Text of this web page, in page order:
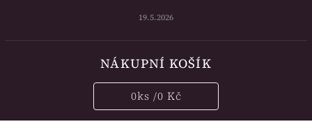
19.5.2026
NÁKUPNÍ KOŠÍK
0ks /0 Kč